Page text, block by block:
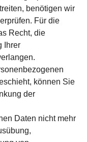
benötigen wir
Für die
Recht, die
Ihrer
können Sie
der
Daten nicht mehr